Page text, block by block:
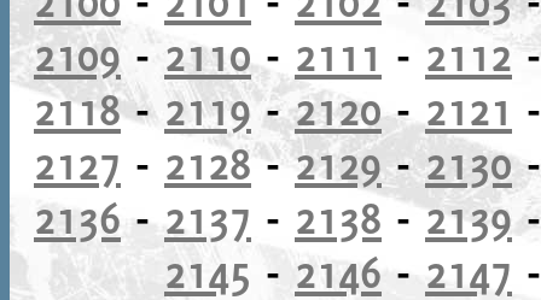
2109 - 2110- 2111 - 2112
2118- 2119-2120- 2121
2127 - 2128-2129-2130
2136 - 2137 - 2138 -2139
2145 - 2146 - 2147